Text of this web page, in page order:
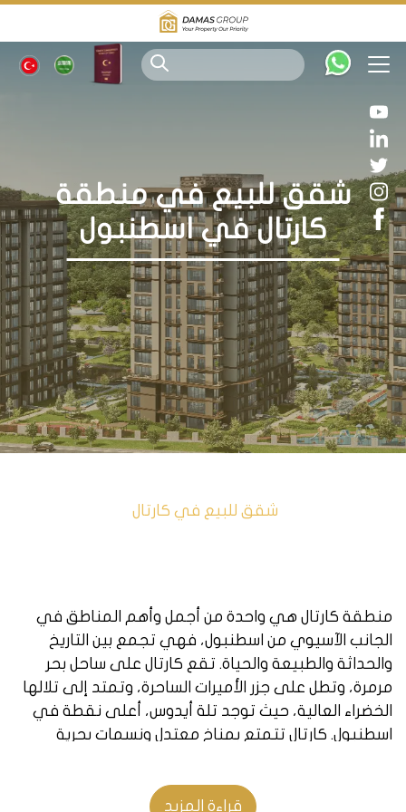
شقق للبيع في منطقة
كارتال في اسطنبول
شقق للبيع في كارتال
منطقة كارتال هي واحدة من أجمل وأهم المناطق في
الجانب الآسيوي من اسطنبول، فهي تجمع بين التاريخ
والحداثة والطبيعة والحياة. تقع كارتال على ساحل بحر
مرمرة، وتطل على جزر الأميرات الساحرة، وتمتد إلى تلالها
الخضراء العالية، حيث توجد تلة أيدوس، أعلى نقطة في
اسطنبول. كارتال تتمتع بمناخ معتدل ونسمات بحرية
كنيسة سورب نيشان الأرمنية، وبازار كارتال التاريخي،
ومسجد كارتال، وسيتي بارك، وغابة أيدوس. كما تحتوي
قراءة المزيد